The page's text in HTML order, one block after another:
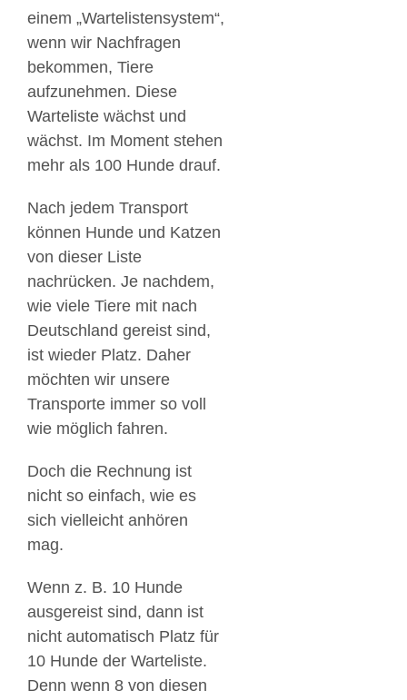
einem „Wartelistensystem“,
wenn wir Nachfragen
bekommen, Tiere
aufzunehmen. Diese
Warteliste wächst und
wächst. Im Moment stehen
mehr als 100 Hunde drauf.
Nach jedem Transport
können Hunde und Katzen
von dieser Liste
nachrücken. Je nachdem,
wie viele Tiere mit nach
Deutschland gereist sind,
ist wieder Platz. Daher
möchten wir unsere
Transporte immer so voll
wie möglich fahren.
Doch die Rechnung ist
nicht so einfach, wie es
sich vielleicht anhören
mag.
Wenn z. B. 10 Hunde
ausgereist sind, dann ist
nicht automatisch Platz für
10 Hunde der Warteliste.
Denn wenn 8 von diesen